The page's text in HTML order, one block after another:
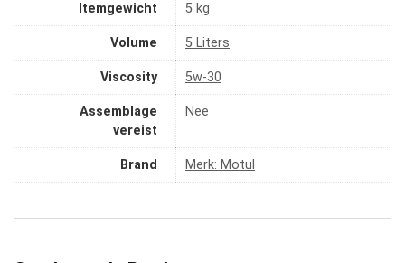
Itemgewicht ‎5 kg
Volume ‎5 Liters
Viscosity ‎5w-30
Assemblage
vereist
‎Nee
Brand Merk: Motul